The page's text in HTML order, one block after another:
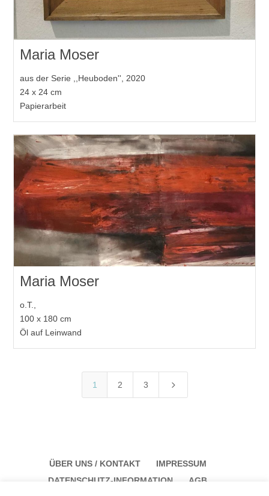
Maria Moser
aus der Serie ,,Heuboden'', 2020
24 x 24 cm
Papierarbeit
Maria Moser
o.T.,
100 x 180 cm
Öl auf Leinwand
1 2 3 5
ÜBER UNS / KONTAKT
IMPRESSUM
DATENSCHUTZ-INFORMATION
AGB